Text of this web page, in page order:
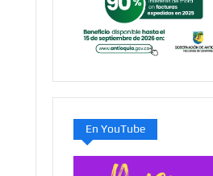
En YouTube